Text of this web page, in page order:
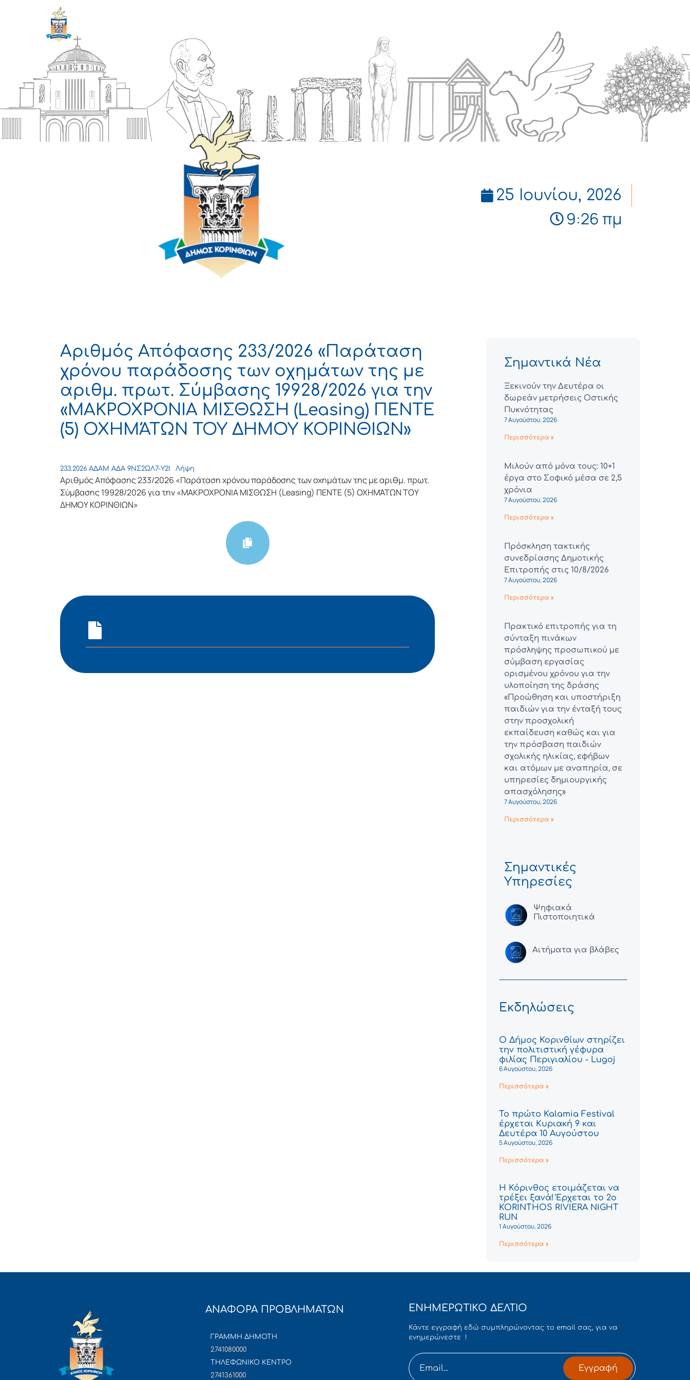
25 Ιουνίου, 2026
9:26 πμ
Αριθμός Απόφασης 233/2026 «Παράταση
χρόνου παράδοσης των οχημάτων της με
αριθμ. πρωτ. Σύμβασης 19928/2026 για την
«ΜΑΚΡΟΧΡΟΝΙΑ ΜΙΣΘΩΣΗ (Leasing) ΠΕΝΤΕ
(5) ΟΧΗΜΆΤΩΝ ΤΟΥ ΔΗΜΟΥ ΚΟΡΙΝΘΙΩΝ»
233.2026 ΑΔΑΜ ΑΔΑ 9ΝΣ2ΩΛ7-Υ2Ι Λήψη
Αριθμός Απόφασης 233/2026 «Παράταση χρόνου παράδοσης των οχημάτων της με αριθμ. πρωτ.
Σύμβασης 19928/2026 για την «ΜΑΚΡΟΧΡΟΝΙΑ ΜΙΣΘΩΣΗ (Leasing) ΠΕΝΤΕ (5) ΟΧΗΜΆΤΩΝ ΤΟΥ
ΔΗΜΟΥ ΚΟΡΙΝΘΙΩΝ»
Σημαντικά Νέα
Ξεκινούν την Δευτέρα οι
δωρεάν μετρήσεις Οστικής
Πυκνότητας
7 Αυγούστου, 2026
Περισσότερα »
Μιλούν από μόνα τους: 10+1
έργα στο Σοφικό μέσα σε 2,5
χρόνια
7 Αυγούστου, 2026
Περισσότερα »
Πρόσκληση τακτικής
συνεδρίασης Δημοτικής
Επιτροπής στις 10/8/2026
7 Αυγούστου, 2026
Περισσότερα »
Πρακτικό επιτροπής για τη
σύνταξη πινάκων
πρόσληψης προσωπικού με
σύμβαση εργασίας
ορισμένου χρόνου για την
υλοποίηση της δράσης
«Προώθηση και υποστήριξη
παιδιών για την ένταξή τους
στην προσχολική
εκπαίδευση καθώς και για
την πρόσβαση παιδιών
σχολικής ηλικίας, εφήβων
και ατόμων με αναπηρία, σε
υπηρεσίες δημιουργικής
απασχόλησης»
7 Αυγούστου, 2026
Περισσότερα »
Σημαντικές
Υπηρεσίες
Ψηφιακά
Πιστοποιητικά
Αιτήματα για βλάβες
Εκδηλώσεις
Ο Δήμος Κορινθίων στηρίζει
την πολιτιστική γέφυρα
φιλίας Περιγιαλίου - Lugoj
6 Αυγούστου, 2026
Περισσότερα »
Το πρώτο Kalamia Festival
έρχεται Κυριακή 9 και
Δευτέρα 10 Αυγούστου
5 Αυγούστου, 2026
Περισσότερα »
Η Κόρινθος ετοιμάζεται να
τρέξει ξανά! Έρχεται το 2ο
KORINTHOS RIVIERA NIGHT
RUN
1 Αυγούστου, 2026
Περισσότερα »
ΑΝΑΦΟΡΑ ΠΡΟΒΛΗΜΑΤΩΝ
ΓΡΑΜΜΗ ΔΗΜΟΤΗ
2741080000
ΤΗΛΕΦΩΝΙΚΟ ΚΕΝΤΡΟ
2741361000
ΕΝΗΜΕΡΩΤΙΚΟ ΔΕΛΤΙΟ
Κάντε εγγραφή εδώ συμπληρώνοντας το email σας, για να
ενημερώνεστε !
Εγγραφή